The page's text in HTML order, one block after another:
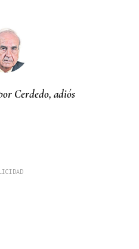
Cerdedo, adiós